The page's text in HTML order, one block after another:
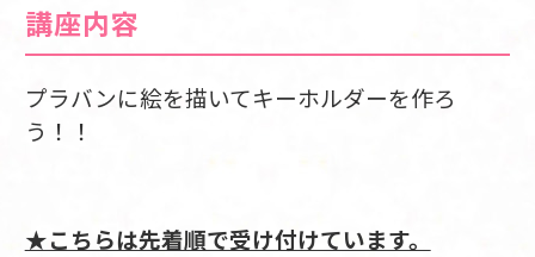
講座内容
プラバンに絵を描いてキーホルダーを作ろ
う！！
★こちらは先着順で受け付けています。